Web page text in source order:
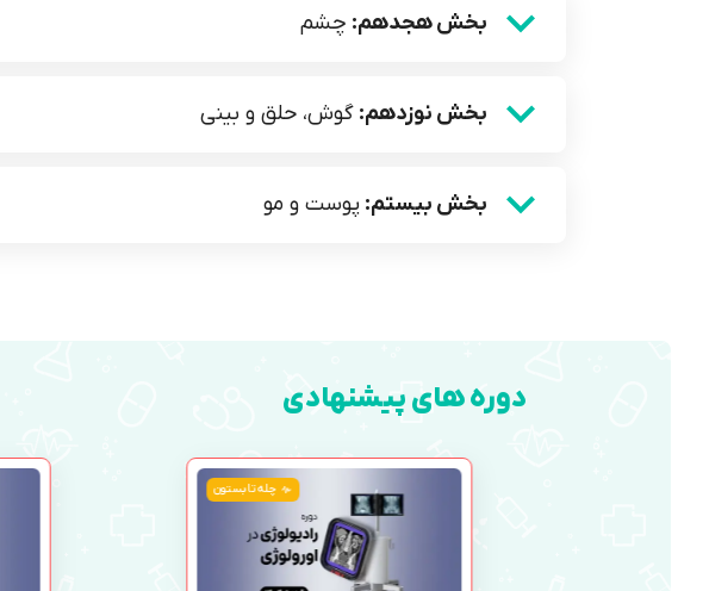
بخش هجدهم: چشم
بخش نوزدهم: گوش، حلق و بینی
بخش بیستم: پوست و مو
دوره های پیشنهادی
چله تابستون